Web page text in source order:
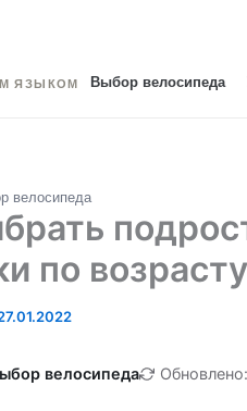
ЯЗЫКОМ Выбор велосипеда
велосипеда
по
велосипеда